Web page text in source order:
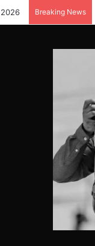
Breaking News